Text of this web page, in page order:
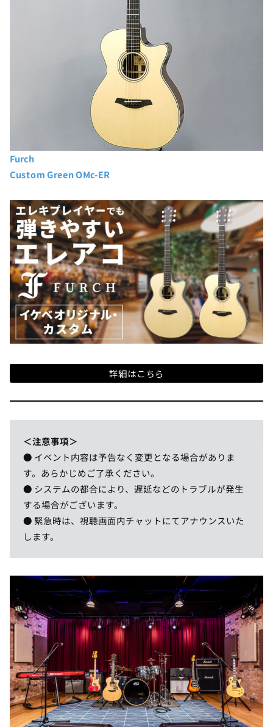
Furch
Custom Green OMc-ER
詳細はこちら
＜注意事項＞
● イベント内容は予告なく変更となる場合がありま
す。あらかじめご了承ください。
● システムの都合により、遅延などのトラブルが発生
する場合がございます。
● 緊急時は、視聴画面内チャットにてアナウンスいた
します。